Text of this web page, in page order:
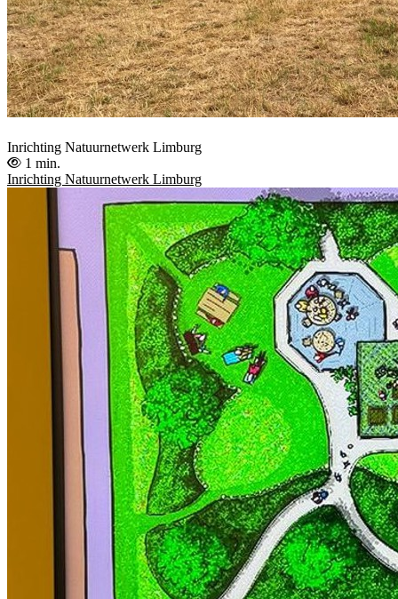
Inrichting Natuurnetwerk Limburg
1 min.
Inrichting Natuurnetwerk Limburg